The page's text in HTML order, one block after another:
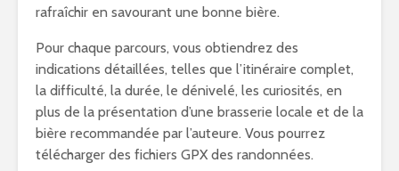
rafraîchir en savourant une bonne bière.
Pour chaque parcours, vous obtiendrez des
indications détaillées, telles que l’itinéraire complet,
la difficulté, la durée, le dénivelé, les curiosités, en
plus de la présentation d’une brasserie locale et de la
bière recommandée par l’auteure. Vous pourrez
télécharger des fichiers GPX des randonnées.